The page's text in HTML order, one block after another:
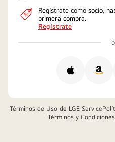
Regístrate como socio,
primera compra.
Regístrate
o
Apple
Términos de Uso de LGE Service
Términos y